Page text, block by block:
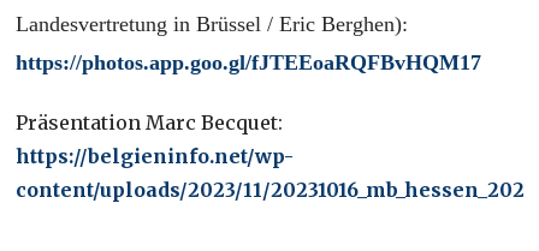
Landesvertretung in Brüssel / Eric Berghen):
https://photos.app.goo.gl/fJTEEoaRQFBvHQM17
Präsentation Marc Becquet:
https://belgieninfo.net/wp-
content/uploads/2023/11/